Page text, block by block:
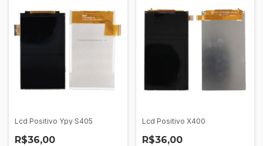
Lcd Positivo Ypy S405
R$36,00
Lcd Positivo X400
R$36,00